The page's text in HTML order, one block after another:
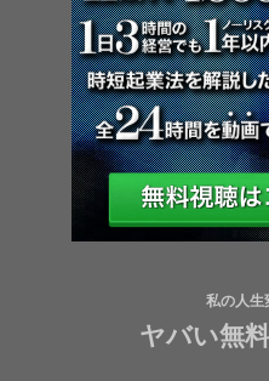
私の人生
ヤバい無